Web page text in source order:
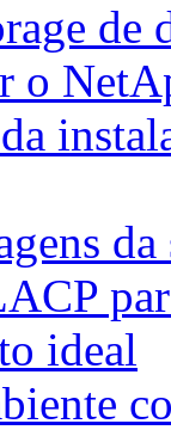
de
o
ideal